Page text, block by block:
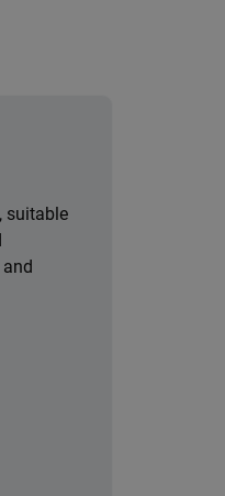
suitable